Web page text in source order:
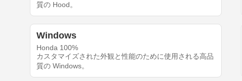
質の Hood。
Windows
Honda 100%
カスタマイズされた外観と性能のために使用される高品
質の Windows。